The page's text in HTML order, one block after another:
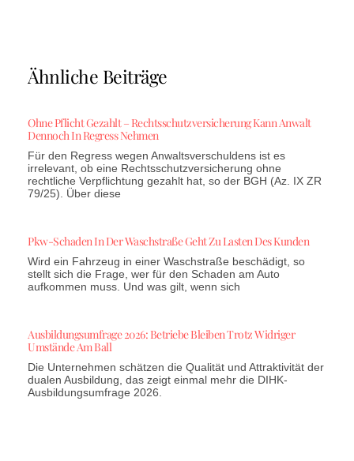
Ähnliche Beiträge
Ohne Pflicht Gezahlt – Rechtsschutzversicherung Kann Anwalt
Dennoch In Regress Nehmen
Für den Regress wegen Anwaltsverschuldens ist es
irrelevant, ob eine Rechtsschutzversicherung ohne
rechtliche Verpflichtung gezahlt hat, so der BGH (Az. IX ZR
79/25). Über diese
Pkw-Schaden In Der Waschstraße Geht Zu Lasten Des Kunden
Wird ein Fahrzeug in einer Waschstraße beschädigt, so
stellt sich die Frage, wer für den Schaden am Auto
aufkommen muss. Und was gilt, wenn sich
Ausbildungsumfrage 2026: Betriebe Bleiben Trotz Widriger
Umstände Am Ball
Die Unternehmen schätzen die Qualität und Attraktivität der
dualen Ausbildung, das zeigt einmal mehr die DIHK-
Ausbildungsumfrage 2026.